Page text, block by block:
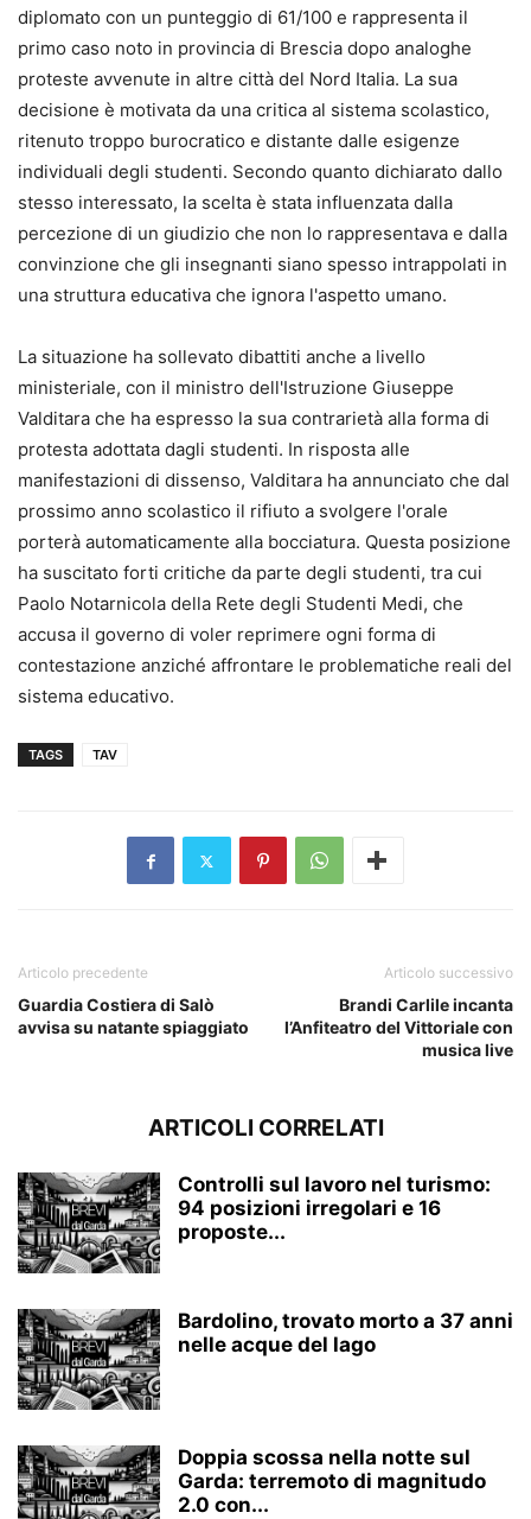
diplomato con un punteggio di 61/100 e rappresenta il
primo caso noto in provincia di Brescia dopo analoghe
proteste avvenute in altre città del Nord Italia. La sua
decisione è motivata da una critica al sistema scolastico,
ritenuto troppo burocratico e distante dalle esigenze
individuali degli studenti. Secondo quanto dichiarato dallo
stesso interessato, la scelta è stata influenzata dalla
percezione di un giudizio che non lo rappresentava e dalla
convinzione che gli insegnanti siano spesso intrappolati in
una struttura educativa che ignora l'aspetto umano.
La situazione ha sollevato dibattiti anche a livello
ministeriale, con il ministro dell'Istruzione Giuseppe
Valditara che ha espresso la sua contrarietà alla forma di
protesta adottata dagli studenti. In risposta alle
manifestazioni di dissenso, Valditara ha annunciato che dal
prossimo anno scolastico il rifiuto a svolgere l'orale
porterà automaticamente alla bocciatura. Questa posizione
ha suscitato forti critiche da parte degli studenti, tra cui
Paolo Notarnicola della Rete degli Studenti Medi, che
accusa il governo di voler reprimere ogni forma di
contestazione anziché affrontare le problematiche reali del
sistema educativo.
TAGS TAV
Articolo precedente
Guardia Costiera di Salò
avvisa su natante spiaggiato
Articolo successivo
Brandi Carlile incanta
l’Anfiteatro del Vittoriale con
musica live
ARTICOLI CORRELATI
Controlli sul lavoro nel turismo:
94 posizioni irregolari e 16
proposte...
Bardolino, trovato morto a 37 anni
nelle acque del lago
Doppia scossa nella notte sul
Garda: terremoto di magnitudo
2.0 con...